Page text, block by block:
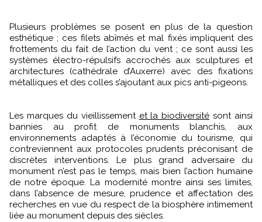
Plusieurs problèmes se posent en plus de la question
esthétique ; ces filets abîmés et mal fixés impliquent des
frottements du fait de l’action du vent ; ce sont aussi les
systèmes électro-répulsifs accrochés aux sculptures et
architectures (cathédrale d’Auxerre) avec des fixations
métalliques et des colles s’ajoutant aux pics anti-pigeons.
Les marques du vieillissement et la biodiversité sont ainsi
bannies au profit de monuments blanchis, aux
environnements adaptés à l’économie du tourisme, qui
contreviennent aux protocoles prudents préconisant de
discrètes interventions. Le plus grand adversaire du
monument n’est pas le temps, mais bien l’action humaine
de notre époque. La modernité montre ainsi ses limites,
dans l’absence de mesure, prudence et affectation des
recherches en vue du respect de la biosphère intimement
liée au monument depuis des siècles.